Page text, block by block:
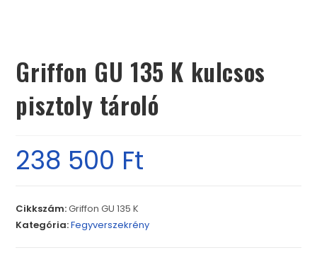
Griffon GU 135 K kulcsos
pisztoly tároló
238 500 Ft
Cikkszám:Griffon GU 135 K
Kategória:Fegyverszekrény